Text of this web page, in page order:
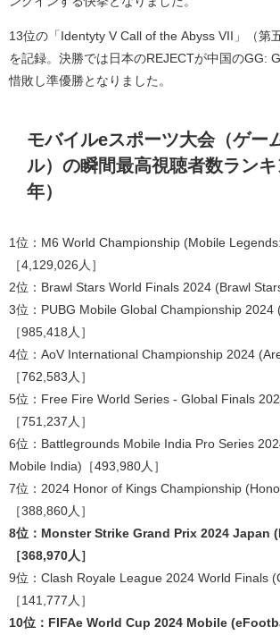
13位の「Identyty V Call of the Abyss VII」（第
を記録。決勝では日本のREJECTが中国のGG:
惜敗し準優勝となりました。
モバイルeスポーツ大会（ゲー
ル）の瞬間最高視聴者数ラン
年）
1位：M6 World Championship (Mobile
［4,129,026人］
2位：Brawl Stars World Finals 2024 (Brawl
3位：PUBG Mobile Global Championship 2024
［985,418人］
4位：AoV International Championship 2024
［762,583人］
5位：Free Fire World Series - Global Finals
［751,237人］
6位：Battlegrounds Mobile India Pro Series
Mobile India)［493,980人］
7位：2024 Honor of Kings Championship
［388,860人］
8位：Monster Strike Grand Prix 2024 Japan
［368,970人］
9位：Clash Royale League 2024 World Finals
［141,777人］
10位：FIFAe World Cup 2024 Mobile